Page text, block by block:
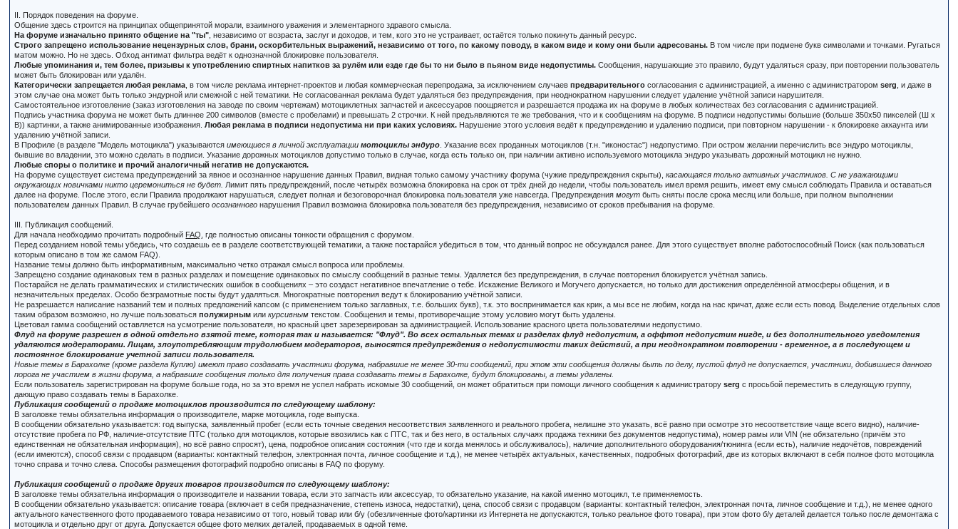
II. Порядок поведения на форуме.
Общение здесь строится на принципах общепринятой морали, взаимного уважения и элементарного здравого смысла.
На форуме изначально принято общение на "ты" , независимо от возраста, заслуг и доходов, и тем, кого это не устраивает, остаётся только покинуть данный ресурс.
Строго запрещено использование нецензурных слов, брани, оскорбительных выражений, независимо от того, по какому поводу, в каком виде и кому они были адресованы. В том числе при подмене букв символами и точками. Ругаться
матом можно. Но не здесь. Обход антимат фильтра ведёт к однозначной блокировке пользователя.
Любые упоминания и, тем более, призывы к употреблению спиртных напитков за рулём или езде где бы то ни было в пьяном виде недопустимы. Сообщения, нарушающие это правило, будут удаляться сразу, при повторении пользователь
может быть блокирован или удалён.
Категорически запрещается любая реклама , в том числе реклама интернет-проектов и любая коммерческая перепродажа, за исключением случаевпредварительного согласования с администрацией, а именно с администраторомserg , и даже в
этом случае она может быть только эндурной или смежной с ней тематики. Не согласованная реклама будет удаляться без предупреждения, при неоднократном нарушении следует удаление учётной записи нарушителя.
Самостоятельное изготовление (заказ изготовления на заводе по своим чертежам) мотоциклетных запчастей и аксессуаров поощряется и разрешается продажа их на форуме в любых количествах без согласования с администрацией.
Подпись участника форума не может быть длиннее 200 символов (вместе с пробелами) и превышать 2 строчки. К ней предъявляются те же требования, что и к сообщениям на форуме. В подписи недопустимы большие (больше 350x50 пикселей (Ш x
В)) картинки, а также анимированные изображения.Любая реклама в подписи недопустима ни при каких условиях. Нарушение этого условия ведёт к предупреждению и удалению подписи, при повторном нарушении - к блокировке аккаунта или
удалению учётной записи.
В Профиле (в разделе "Модель мотоцикла") указываютсяимеющиеся в личной эксплуатации мотоциклы эндуро . Указание всех проданных мотоциклов (т.н. "иконостас") недопустимо. При остром желании перечислить все эндуро мотоциклы,
бывшие во владении, это можно сделать в подписи. Указание дорожных мотоциклов допустимо только в случае, когда есть только он, при наличии активно используемого мотоцикла эндуро указывать дорожный мотоцикл не нужно.
Любые споры о политике и прочий аналогичный негатив не допускаются.
На форуме существует система предупреждений за явное и осознанное нарушение данных Правил, видная только самому участнику форума (чужие предупреждения скрыты),касающаяся только активных участников. С не уважающими
окружающих новичками никто церемониться не будет. Лимит пять предупреждений, после четырёх возможна блокировка на срок от трёх дней до недели, чтобы пользователь имел время решить, имеет ему смысл соблюдать Правила и оставаться
далее на форуме. После этого, если Правила продолжают нарушаться, следует полная и безоговорочная блокировка пользователя уже навсегда. Предупреждениямогут быть сняты после срока месяц или больше, при полном выполнении
пользователем данных Правил. В случае грубейшегоосознанного нарушения Правил возможна блокировка пользователя без предупреждения, независимо от сроков пребывания на форуме.
III. Публикация сообщений.
Для начала необходимо прочитать подробный FAQ , где полностью описаны тонкости обращения с форумом.
Перед созданием новой темы убедись, что создаешь ее в разделе соответствующей тематики, а также постарайся убедиться в том, что данный вопрос не обсуждался ранее. Для этого существует вполне работоспособный Поиск (как пользоваться
которым описано в том же самом FAQ).
Название темы должно быть информативным, максимально четко отражая смысл вопроса или проблемы.
Запрещено создание одинаковых тем в разных разделах и помещение одинаковых по смыслу сообщений в разные темы. Удаляется без предупреждения, в случае повторения блокируется учётная запись.
Постарайся не делать грамматических и стилистических ошибок в сообщениях – это создаст негативное впечатление о тебе. Искажение Великого и Могучего допускается, но только для достижения определённой атмосферы общения, и в
незначительных пределах. Особо безграмотные посты будут удаляться. Многократные повторения ведут к блокированию учётной записи.
Не разрешается написание названий тем и полных предложений капсом (с применением только заглавных, т.е. больших букв), т.к. это воспринимается как крик, а мы все не любим, когда на нас кричат, даже если есть повод. Выделение отдельных слов
таким образом возможно, но лучше пользоватьсяполужирным иликурсивным текстом. Сообщения и темы, противоречащие этому условию могут быть удалены.
Цветовая гамма сообщений оставляется на усмотрение пользователя, но красный цвет зарезервирован за администрацией. Использование красного цвета пользователями недопустимо.
Флуд на форуме разрешен в одной отдельно взятой теме, которая так и называется: "Флуд". Во всех остальных темах и разделах флуд недопустим, а оффтоп недопустим нигде, и без дополнительного уведомления
удаляются модераторами. Лицам, злоупотребляющим трудолюбием модераторов, выносятся предупреждения о недопустимости таких действий, а при неоднократном повторении - временное, а в последующем и
постоянное блокирование учетной записи пользователя.
Новые темы в Барахолке (кроме раздела Куплю) имеют право создавать участники форума, набравшие не менее 30-ти сообщений, при этом эти сообщения должны быть по делу, пустой флуд не допускается, участники, добившиеся данного
порога не участием в жизни форума, а набравшие сообщения только для получения права создавать темы в Барахолке, будут блокированы, а темы удалены.
Если пользователь зарегистрирован на форуме больше года, но за это время не успел набрать искомые 30 сообщений, он может обратиться при помощи личного сообщения к администраторуserg с просьбой переместить в следующую группу,
дающую право создавать темы в Барахолке.
Публикация сообщений о продаже мотоциклов производится по следующему шаблону:
В заголовке темы обязательна информация о производителе, марке мотоцикла, годе выпуска.
В сообщении обязательно указывается: год выпуска, заявленный пробег (если есть точные сведения несоответствия заявленного и реального пробега, нелишне это указать, всё равно при осмотре это несоответствие чаще всего видно), наличие-
отсутствие пробега по РФ, наличие-отсутствие ПТС (только для мотоциклов, которые ввозились как с ПТС, так и без него, в остальных случаях продажа техники без документов недопустима), номер рамы или VIN (не обязательно (причём это
единственная не обязательная информация), но всё равно спросят), цена, подробное описания состояния (что где и когда менялось и обслуживалось), наличие дополнительного оборудования/тюнинга (если есть), наличие недочётов, повреждений
(если имеются), способ связи с продавцом (варианты: контактный телефон, электронная почта, личное сообщение и т.д.), не менее четырёх актуальных, качественных, подробных фотографий, две из которых включают в себя полное фото мотоцикла
точно справа и точно слева. Способы размещения фотографий подробно описаны в FAQ по форуму.
Публикация сообщений о продаже других товаров производится по следующему шаблону:
В заголовке темы обязательна информация о производителе и названии товара, если это запчасть или аксессуар, то обязательно указание, на какой именно мотоцикл, т.е применяемость.
В сообщении обязательно указывается: описание товара (включает в себя предназначение, степень износа, недостатки), цена, способ связи с продавцом (варианты: контактный телефон, электронная почта, личное сообщение и т.д.), не менее одного
актуального качественного фото продаваемого товара независимо от того, новый товар или б/у (обезличенные фото/картинки из Интернета не допускаются, только реальное фото товара), при этом фото б/у деталей делается только после демонтажа с
мотоцикла и отдельно друг от друга. Допускается общее фото мелких деталей, продаваемых в одной теме.